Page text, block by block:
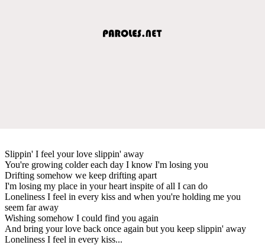
Slippin' I feel your love slippin' away
You're growing colder each day I know I'm losing you
Drifting somehow we keep drifting apart
I'm losing my place in your heart inspite of all I can do
Loneliness I feel in every kiss and when you're holding me you
seem far away
Wishing somehow I could find you again
And bring your love back once again but you keep slippin' away
Loneliness I feel in every kiss...